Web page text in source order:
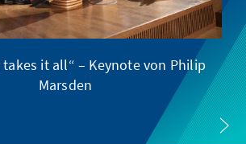
takes it all“ – Keynote von Philip
Marsden